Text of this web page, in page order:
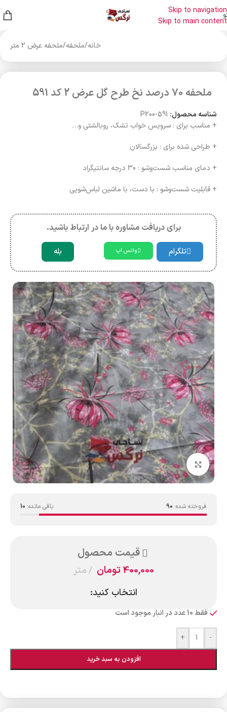
Skip to navigation
Skip to main content
خانه/ملحفه/ملحفه عرض 2 متر
ملحفه 70 درصد نخ طرح گل عرض 2 کد 591
شناسه محصول: P200-591
+ مناسب برای : سرویس خواب تشک، روبالشتی و…
+ طراحی شده برای : بزرگسالان
+ دمای مناسب شست‌وشو : 30 درجه سانتیگراد
+ قابلیت شست‌وشو : با دست، با ماشین لباس‌شویی
برای دریافت مشاوره با ما در ارتباط باشید.
تلگرام واتس اپ بله
بزرگنمایی تصویر
فروخته شده: 90 باقی مانده: 10
قیمت محصول
400,000تومان متر
انتخاب کنید:
فقط 10 عدد در انبار موجود است
-
+
افزودن به سبد خرید